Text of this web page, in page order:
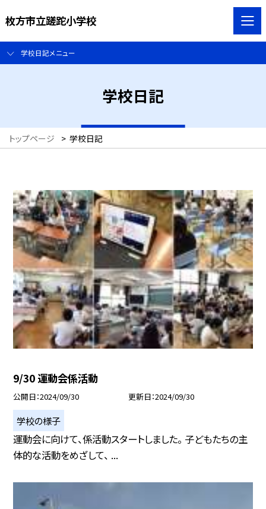
枚方市立蹉跎小学校
学校日記メニュー
学校日記
トップページ > 学校日記
9/30 運動会係活動
公開日 2024/09/30 更新日 2024/09/30
学校の様子
運動会に向けて、係活動スタートしました。 子どもたちの主
体的な活動をめざして、 ...